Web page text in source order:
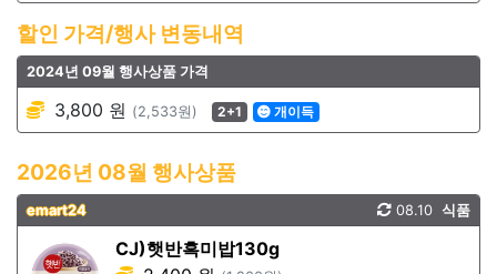
할인 가격/행사 변동내역
2024년 09월 행사상품 가격
3,800 원 (2,533원) 2+1 개이득
2026년 08월 행사상품
emart24 식품
08.10
CJ)햇반흑미밥130g